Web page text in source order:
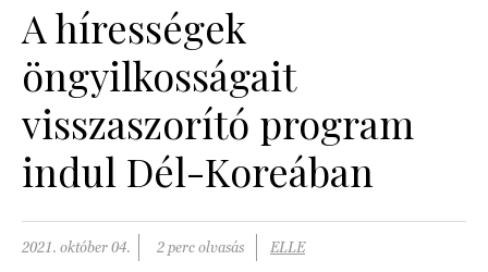
SZÉPSÉG
KULTÚRA
PSZICHÉ
PÁRKAPCSOLAT
A hírességek
öngyilkosságait
visszaszorító program
indul Dél-Koreában
2021. október 04. 2 perc olvasás ELLE